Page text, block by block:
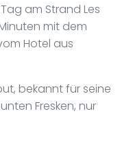
am Strand Les
mit dem
Hotel aus
bekannt für seine
Fresken, nur